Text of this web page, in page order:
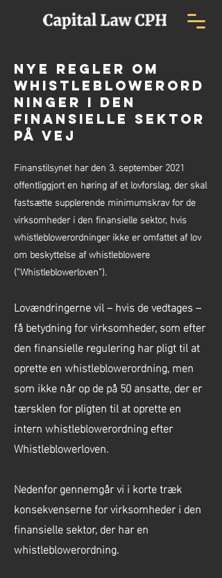
Nye regler om
whistleblowerord
ninger i den
finansielle sektor
på vej
Finanstilsynet har den 3. september 2021
offentliggjort en høring af et lovforslag, der skal
fastsætte supplerende minimumskrav for de
virksomheder i den finansielle sektor, hvis
whistleblowerordninger ikke er omfattet af lov
om beskyttelse af whistleblowere
(”Whistleblowerloven”).
Lovændringerne vil – hvis de vedtages –
få betydning for virksomheder, som efter
den finansielle regulering har pligt til at
oprette en whistleblowerordning, men
som ikke når op de på 50 ansatte, der er
tærsklen for pligten til at oprette en
intern whistleblowerordning efter
Whistleblowerloven.
Nedenfor gennemgår vi i korte træk
konsekvenserne for virksomheder i den
finansielle sektor, der har en
whistleblowerordning.